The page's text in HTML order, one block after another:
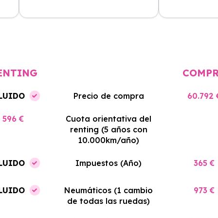
Precio de compra 60.792
596 €
Cuota orientativa del
renting (5 años con
10.000km/año)
Impuestos (Año) 365 €
Neumáticos (1 cambio
de todas las ruedas)
973 €